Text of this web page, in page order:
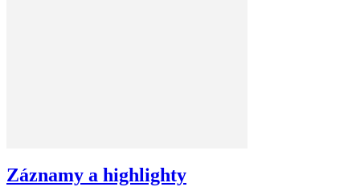
Záznamy a highlighty